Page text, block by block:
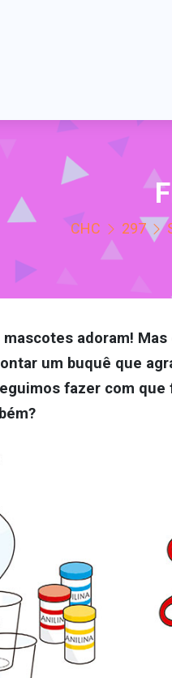
CHC 297
mascotes adoram!
um buquê que
fazer com